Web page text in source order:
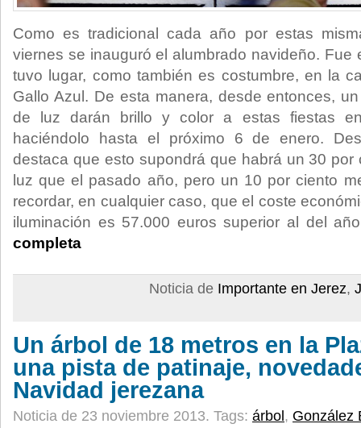
Como es tradicional cada año por estas
viernes se inauguró el alumbrado navideño. Fue
tuvo lugar, como también es costumbre, en la
Gallo Azul. De esta manera, desde entonces,
de luz darán brillo y color a estas fiestas
haciéndolo hasta el próximo 6 de enero.
destaca que esto supondrá que habrá un 30
luz que el pasado año, pero un 10 por ciento
recordar, en cualquier caso, que el coste
iluminación es 57.000 euros superior al del
completa
Noticia de Importante en Jerez,
Un árbol de 18 metros en la
una pista de patinaje,
Navidad jerezana
Noticia de 23 noviembre 2013. Tags: árbol , González